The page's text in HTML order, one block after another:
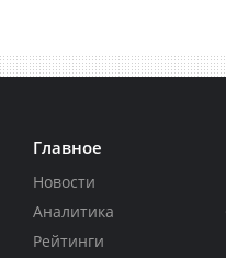
Главное
Новости
Аналитика
Рейтинги